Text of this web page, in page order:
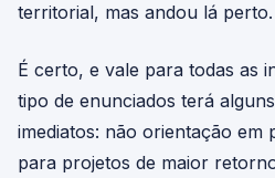
territorial, mas andou lá perto.
É certo, e vale para todas as
tipo de enunciados terá
imediatos: não orientação em
para projetos de maior